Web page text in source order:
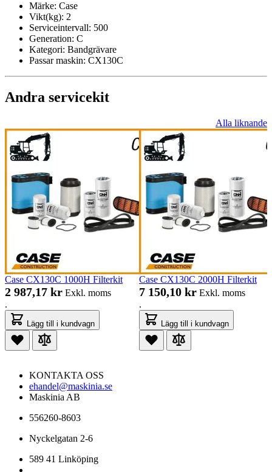
Märke: Case
Vikt(kg): 2
Serviceintervall: 500
Generation: C
Kategori: Bandgrävare
Passar maskin: CX130C
Andra servicekit
Alla liknande
Case CX130C 1000H Filterkit
2 987,17 kr Exkl. moms
.
Lägg till i kundvagn
Case CX130C 2000H Filterkit
7 150,10 kr Exkl. moms
.
Lägg till i kundvagn
KONTAKTA OSS
ehandel@maskinia.se
Maskinia AB
556260-8603
Nyckelgatan 2-6
589 41 Linköping